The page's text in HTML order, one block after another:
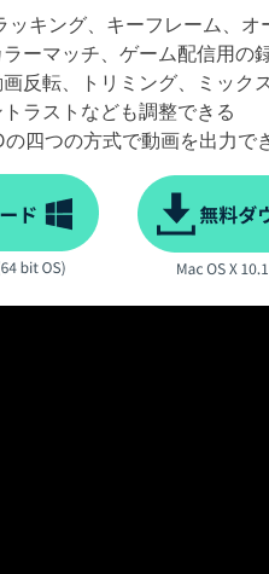
キング、キーフレーム、オ
ーマッチ、ゲーム配信用の
反転、トリミング、ミック
ラストなども調整できる
四つの方式で動画を出力で